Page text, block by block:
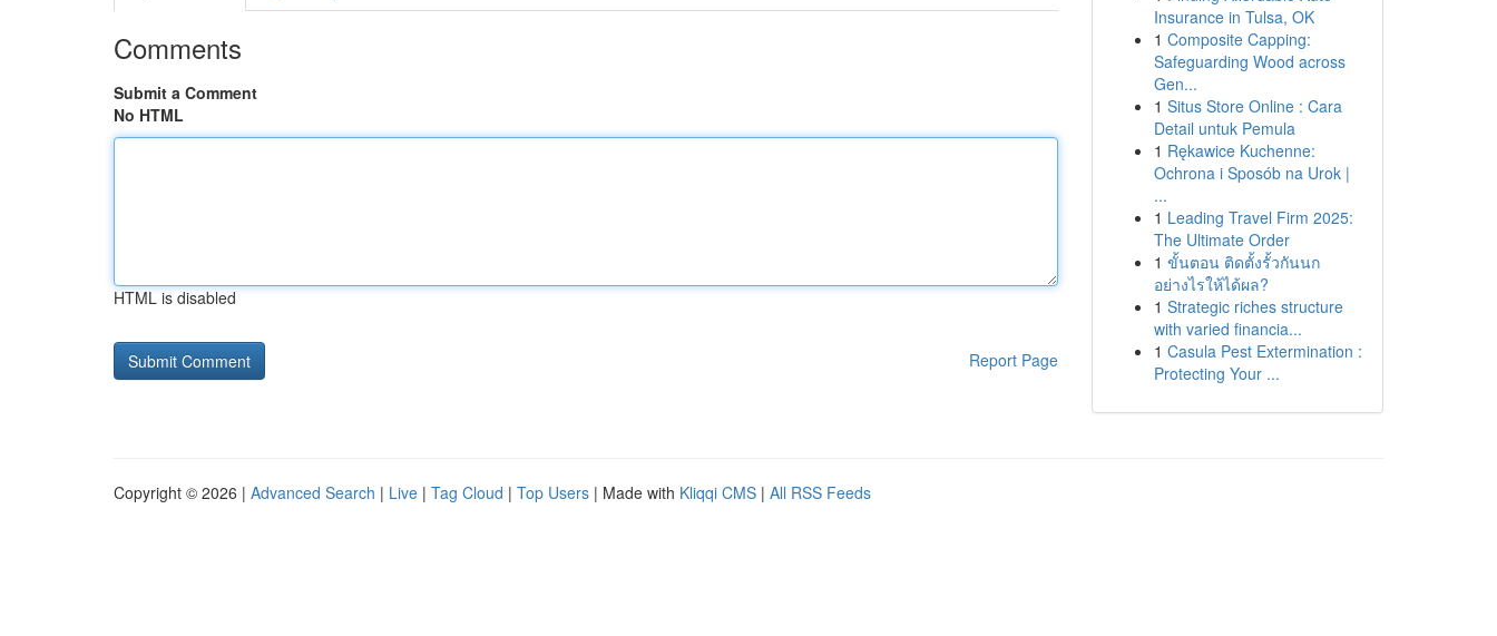
Comments
Submit a Comment
No HTML
HTML is disabled
Report Page
Insurance in Tulsa, OK
1 Composite Capping:
Safeguarding Wood across
Gen...
1 Situs Store Online : Cara
Detail untuk Pemula
1 Rękawice Kuchenne:
Ochrona i Sposób na Urok |
...
1 Leading Travel Firm 2025:
The Ultimate Order
1 ขั้นตอน ติดตั้งรั้วกันนก
อย่างไรให้ได้ผล?
1 Strategic riches structure
with varied financia...
1 Casula Pest Extermination :
Protecting Your ...
Copyright © 2026 | Advanced Search | Live | Tag Cloud | Top Users | Made with Kliqqi CMS | All RSS Feeds